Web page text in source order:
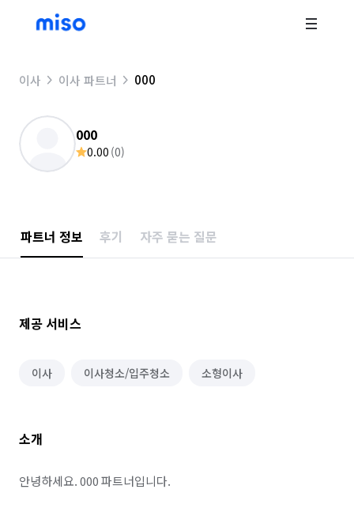
이사 이사 파트너 000
000
0.00 (0)
파트너 정보 후기 자주 묻는 질문
제공 서비스
이사 이사청소/입주청소 소형이사
소개
안녕하세요. 000 파트너입니다.